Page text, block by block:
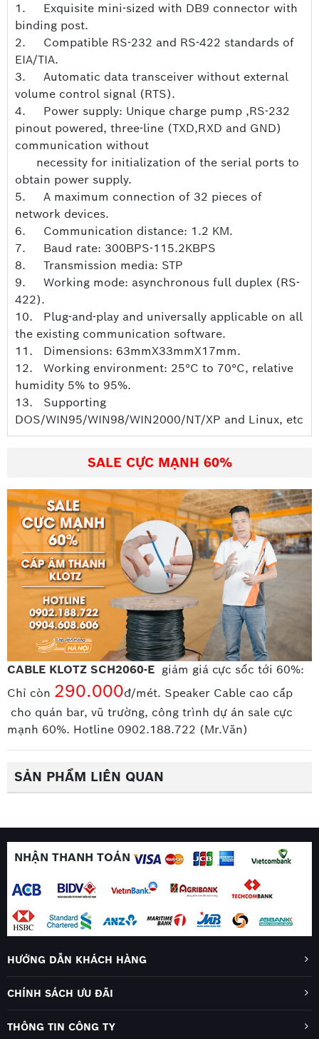
1. Exquisite mini-sized with DB9 connector with
binding post.
2. Compatible RS-232 and RS-422 standards of
EIA/TIA.
3. Automatic data transceiver without external
volume control signal (RTS).
4. Power supply: Unique charge pump ,RS-232
pinout powered, three-line (TXD,RXD and GND)
communication without
necessity for initialization of the serial ports to
obtain power supply.
5. A maximum connection of 32 pieces of
network devices.
6. Communication distance: 1.2 KM.
7. Baud rate: 300BPS-115.2KBPS
8. Transmission media: STP
9. Working mode: asynchronous full duplex (RS-
422).
10. Plug-and-play and universally applicable on all
the existing communication software.
11. Dimensions: 63mmX33mmX17mm.
12. Working environment: 25°C to 70°C, relative
humidity 5% to 95%.
13. Supporting
DOS/WIN95/WIN98/WIN2000/NT/XP and Linux, etc
SALE CỰC MẠNH 60%
CABLE KLOTZ SCH2060-E giảm giá cực sốc tới 60%:
Chỉ còn 290.000đ/mét. Speaker Cable cao cấp
cho quán bar, vũ trường, công trình dự án sale cực
mạnh 60%. Hotline 0902.188.722 (Mr.Văn)
SẢN PHẨM LIÊN QUAN
NHẬN THANH TOÁN
HƯỚNG DẪN KHÁCH HÀNG
CHÍNH SÁCH ƯU ĐÃI
THÔNG TIN CÔNG TY